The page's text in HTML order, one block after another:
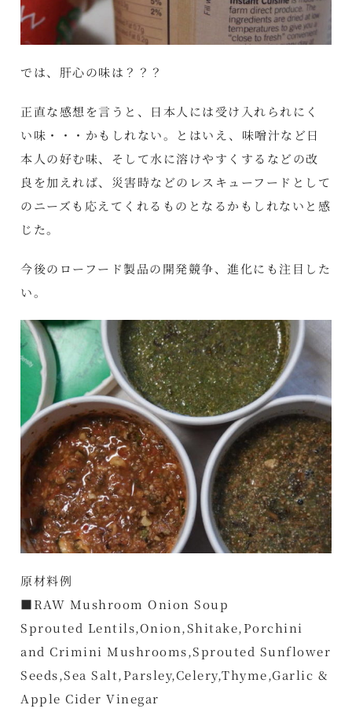
では、肝心の味は？？？
正直な感想を言うと、日本人には受け入れられにく
い味・・・かもしれない。とはいえ、味噌汁など日
本人の好む味、そして水に溶けやすくするなどの改
良を加えれば、災害時などのレスキューフードとして
のニーズも応えてくれるものとなるかもしれないと感
じた。
今後のローフード製品の開発競争、進化にも注目した
い。
原材料例
■RAW Mushroom Onion Soup
Sprouted Lentils,Onion,Shitake,Porchini
and Crimini Mushrooms,Sprouted Sunflower
Seeds,Sea Salt,Parsley,Celery,Thyme,Garlic &
Apple Cider Vinegar